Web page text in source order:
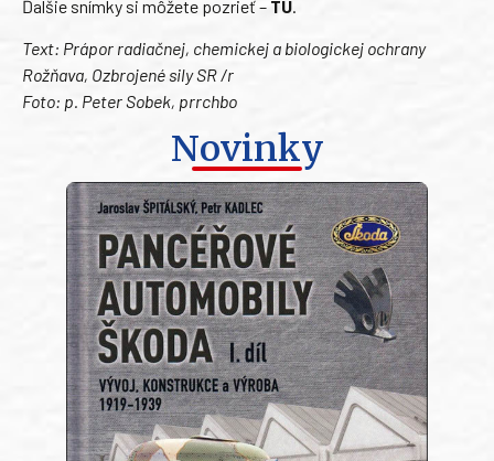
Ďalšie snímky si môžete pozrieť – TU.
Text: Prápor radiačnej, chemickej a biologickej ochrany
Rožňava, Ozbrojené sily SR /r
Foto: p. Peter Sobek, prrchbo
Novinky